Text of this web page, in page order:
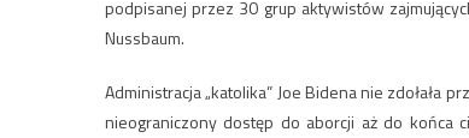
podpisanej przez 30 grup aktywistów
Nussbaum.
Administracja „katolika” Joe Bidena nie zdołała
nieograniczony dostęp do aborcji aż do końca